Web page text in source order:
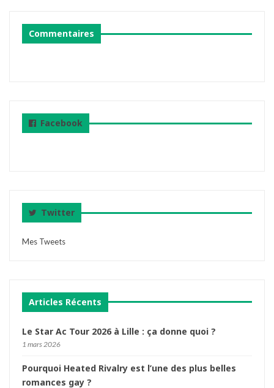
Commentaires
Facebook
Twitter
Mes Tweets
Articles Récents
Le Star Ac Tour 2026 à Lille : ça donne quoi ?
1 mars 2026
Pourquoi Heated Rivalry est l’une des plus belles
romances gay ?